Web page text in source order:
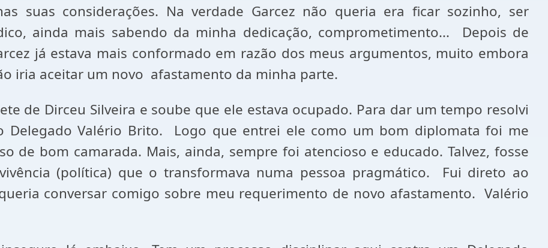
suas considerações. Na verdade Garcez não queria era ficar sozinho, ser
ainda mais sabendo da minha dedicação, comprometimento... Depois de
já estava mais conformado em razão dos meus argumentos, muito embora
iria aceitar um novo afastamento da minha parte.
de Dirceu Silveira e soube que ele estava ocupado. Para dar um tempo resolvi
Delegado Valério Brito. Logo que entrei ele como um bom diplomata foi me
de bom camarada. Mais, ainda, sempre foi atencioso e educado. Talvez, fosse
(política) que o transformava numa pessoa pragmático. Fui direto ao
conversar comigo sobre meu requerimento de novo afastamento. Valério